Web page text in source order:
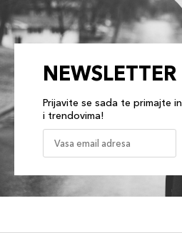
NEWSLETTER
Prijavite se sada te primajte
i trendovima!